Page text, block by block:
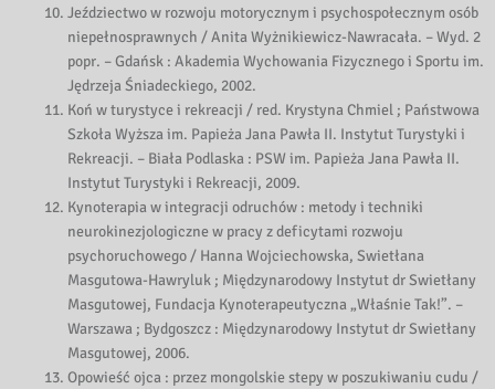
Jeździectwo w rozwoju motorycznym i psychospołecznym osób
niepełnosprawnych / Anita Wyżnikiewicz-Nawracała. – Wyd. 2
popr. – Gdańsk : Akademia Wychowania Fizycznego i Sportu im.
Jędrzeja Śniadeckiego, 2002.
Koń w turystyce i rekreacji / red. Krystyna Chmiel ; Państwowa
Szkoła Wyższa im. Papieża Jana Pawła II. Instytut Turystyki i
Rekreacji. – Biała Podlaska : PSW im. Papieża Jana Pawła II.
Instytut Turystyki i Rekreacji, 2009.
Kynoterapia w integracji odruchów : metody i techniki
neurokinezjologiczne w pracy z deficytami rozwoju
psychoruchowego / Hanna Wojciechowska, Swietłana
Masgutowa-Hawryluk ; Międzynarodowy Instytut dr Swietłany
Masgutowej, Fundacja Kynoterapeutyczna „Właśnie Tak!”. –
Warszawa ; Bydgoszcz : Międzynarodowy Instytut dr Swietłany
Masgutowej, 2006.
Opowieść ojca : przez mongolskie stepy w poszukiwaniu cudu /